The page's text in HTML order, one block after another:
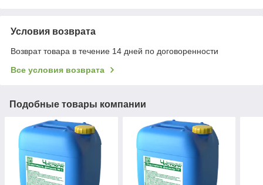
Условия возврата
Возврат товара в течение 14 дней по договоренности
Все условия возврата
Подобные товары компании